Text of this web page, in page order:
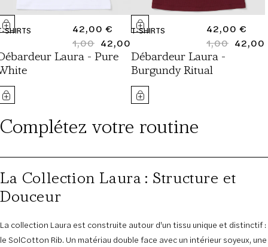
SHIRTS
Laura - Pure
PRIX
NORMAL
42,00 €
PRIX
NORMAL
1,00
PRIX
SOLDÉ
42,00
T-SHIRTS
Débardeur Laura -
Burgundy Ritual
PRIX
NORMAL
42,00 €
PRIX
NORMAL
1,00
PRIX
SOLDÉ
42,00
Complétez votre routine
La Collection Laura : Structure et
Douceur
La collection Laura est construite autour d'un tissu unique et distinctif :
le SolCotton Rib. Un matériau double face avec un intérieur soyeux, une